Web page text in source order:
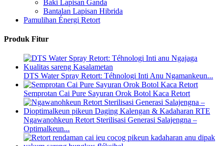
Baki Lapisan Ganda
Bantalan Lapisan Hibrida
Pamulihan Énergi Retort
Produk Fitur
DTS Water Spray Retort: ​​Téhnologi Inti Anu Ngamankeun...
Semprotan Cai Pure Sayuran Orok Botol Kaca Retort
Ngawanohkeun Retort Sterilisasi Generasi Salajengna –
Optimalkeun...